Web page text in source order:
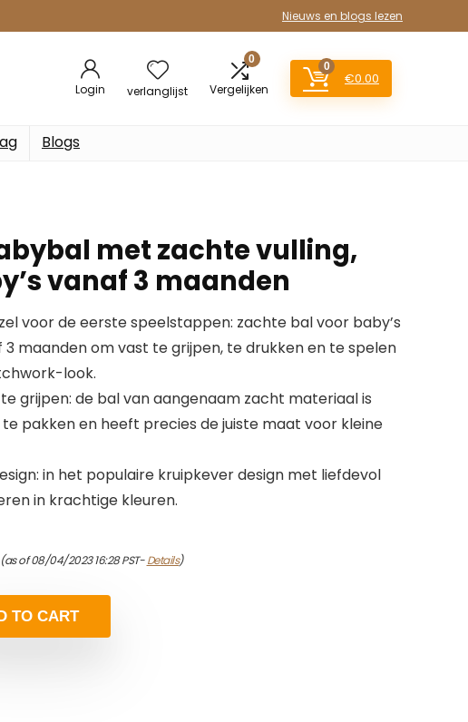
Nieuws en blogs lezen
Login verlanglijst
0
Vergelijken
0
€0.00
Blogs
met zachte vulling,
vanaf 3 maanden
voor de eerste speelstappen: zachte bal voor baby’s
maanden om vast te grijpen, te drukken en te spelen
look.
grijpen: de bal van aangenaam zacht materiaal is
pakken en heeft precies de juiste maat voor kleine
in het populaire kruipkever design met liefdevol
in krachtige kleuren.
of 08/04/2023 16:28 PST-Details)
TO CART